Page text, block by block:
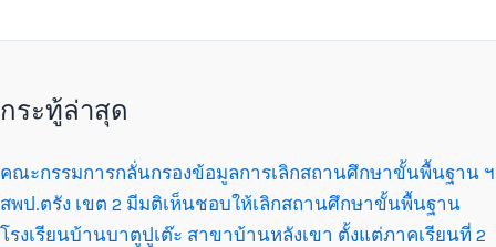
กระทู้ล่าสุด
คณะกรรมการกลั่นกรองข้อมูลการเลิกสถานศึกษาขั้นพื้นฐาน ฯ
สพป.ตรัง เขต 2 มีมติเห็นชอบให้เลิกสถานศึกษาขั้นพื้นฐาน
โรงเรียนบ้านบาตูปูเต๊ะ สาขาบ้านหลังเขา ตั้งแต่ภาคเรียนที่ 2